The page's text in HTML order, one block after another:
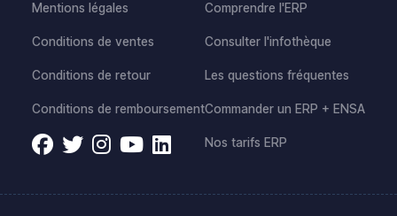
Mentions légales
Conditions de ventes
Conditions de retour
Conditions de remboursement
Comprendre l'ERP
Consulter l'infothèque
Les questions fréquentes
Commander un ERP + ENSA
Nos tarifs ERP